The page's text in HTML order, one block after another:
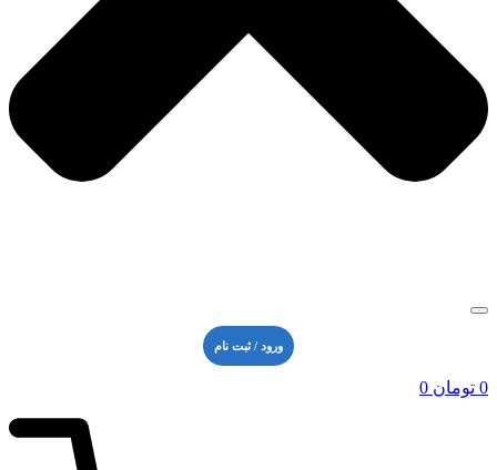
ورود / ثبت نام
0 تومان 0